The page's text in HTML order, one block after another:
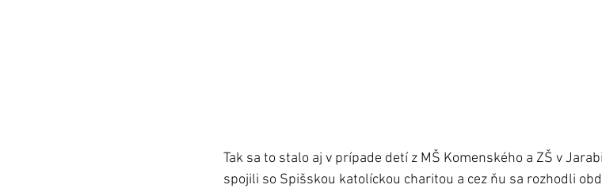
Tak sa to stalo aj v prípade detí z MŠ Komenského a ZŠ v
spojili so Spišskou katolíckou charitou a cez ňu sa rozhodli